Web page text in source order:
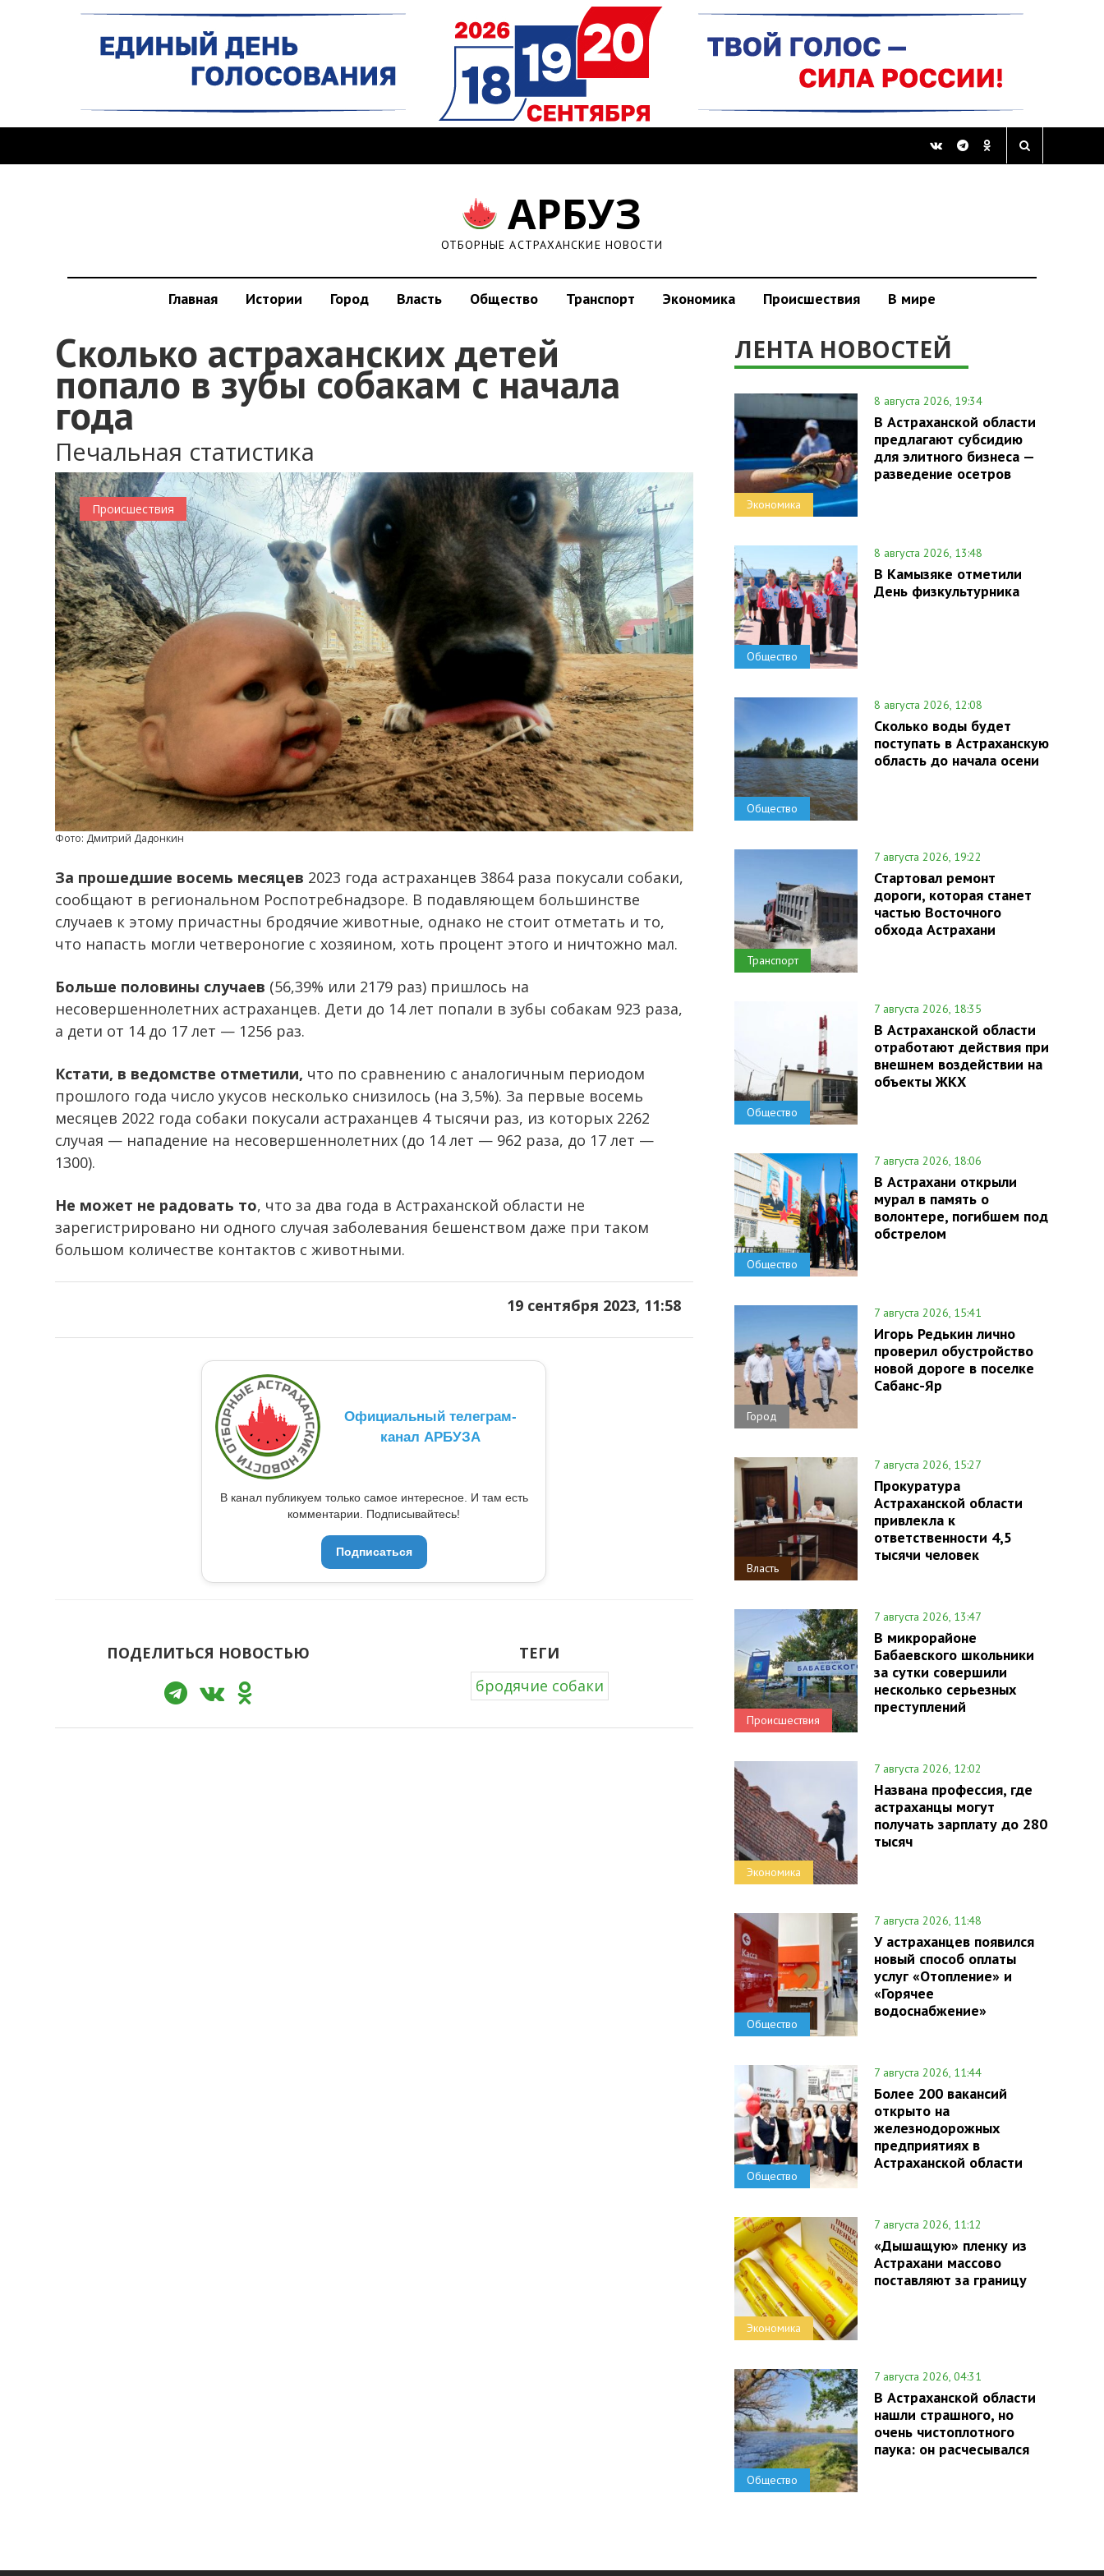
АРБУЗ
ОТБОРНЫЕ АСТРАХАНСКИЕ НОВОСТИ
Главная Истории Город Власть Общество Транспорт Экономика Происшествия В мире
Сколько астраханских детей
попало в зубы собакам с начала
года
Печальная статистика
Происшествия
Фото: Дмитрий Дадонкин
За прошедшие восемь месяцев 2023 года астраханцев 3864 раза покусали собаки,
сообщают в региональном Роспотребнадзоре. В подавляющем большинстве
случаев к этому причастны бродячие животные, однако не стоит отметать и то,
что напасть могли четвероногие с хозяином, хоть процент этого и ничтожно мал.
Больше половины случаев (56,39% или 2179 раз) пришлось на
несовершеннолетних астраханцев. Дети до 14 лет попали в зубы собакам 923 раза,
а дети от 14 до 17 лет — 1256 раз.
Кстати, в ведомстве отметили, что по сравнению с аналогичным периодом
прошлого года число укусов несколько снизилось (на 3,5%). За первые восемь
месяцев 2022 года собаки покусали астраханцев 4 тысячи раз, из которых 2262
случая — нападение на несовершеннолетних (до 14 лет — 962 раза, до 17 лет —
1300).
Не может не радовать то, что за два года в Астраханской области не
зарегистрировано ни одного случая заболевания бешенством даже при таком
большом количестве контактов с животными.
19 сентября 2023, 11:58
Официальный телеграм-
канал АРБУЗА
В канал публикуем только самое интересное. И там есть
комментарии. Подписывайтесь!
Подписаться
ПОДЕЛИТЬСЯ НОВОСТЬЮ
ТЕГИ
бродячие собаки
ЛЕНТА НОВОСТЕЙ
Экономика
8 августа 2026, 19:34
В Астраханской области
предлагают субсидию
для элитного бизнеса —
разведение осетров
Общество
8 августа 2026, 13:48
В Камызяке отметили
День физкультурника
Общество
8 августа 2026, 12:08
Сколько воды будет
поступать в Астраханскую
область до начала осени
Транспорт
7 августа 2026, 19:22
Стартовал ремонт
дороги, которая станет
частью Восточного
обхода Астрахани
Общество
7 августа 2026, 18:35
В Астраханской области
отработают действия при
внешнем воздействии на
объекты ЖКХ
Общество
7 августа 2026, 18:06
В Астрахани открыли
мурал в память о
волонтере, погибшем под
обстрелом
Город
7 августа 2026, 15:41
Игорь Редькин лично
проверил обустройство
новой дороге в поселке
Сабанс-Яр
Власть
7 августа 2026, 15:27
Прокуратура
Астраханской области
привлекла к
ответственности 4,5
тысячи человек
Происшествия
7 августа 2026, 13:47
В микрорайоне
Бабаевского школьники
за сутки совершили
несколько серьезных
преступлений
Экономика
7 августа 2026, 12:02
Названа профессия, где
астраханцы могут
получать зарплату до 280
тысяч
Общество
7 августа 2026, 11:48
У астраханцев появился
новый способ оплаты
услуг «Отопление» и
«Горячее
водоснабжение»
Общество
7 августа 2026, 11:44
Более 200 вакансий
открыто на
железнодорожных
предприятиях в
Астраханской области
Экономика
7 августа 2026, 11:12
«Дышащую» пленку из
Астрахани массово
поставляют за границу
Общество
7 августа 2026, 04:31
В Астраханской области
нашли страшного, но
очень чистоплотного
паука: он расчесывался